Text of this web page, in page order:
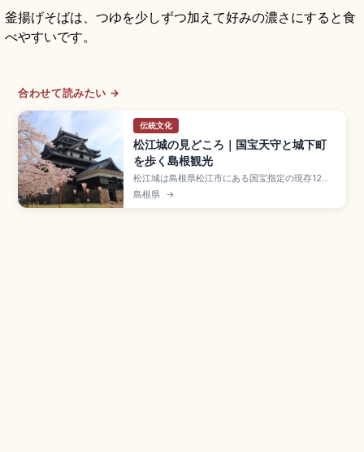
釜揚げそばは、つゆを少しずつ加えて好みの濃さにすると食
べやすいです。
合わせて読みたい →
伝統文化
松江城の見どころ｜国宝天守と城下町
を歩く島根観光
松江城は島根県松江市にある国宝指定の現存12天
守のひとつで、堀尾吉晴が1611年に完成させた別
名「千鳥城」。天守は石垣含め約30mの四重五階
島根県 →